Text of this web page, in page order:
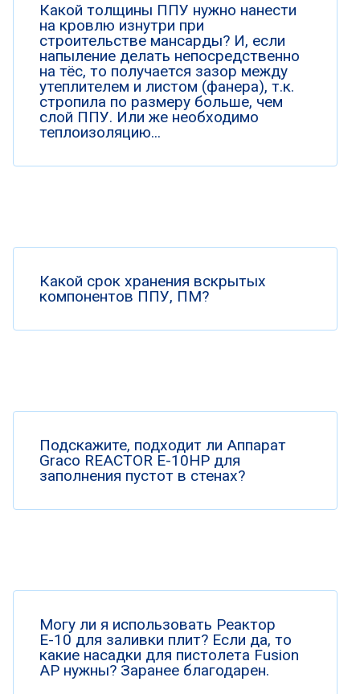
Какой толщины ППУ нужно нанести
на кровлю изнутри при
строительстве мансарды? И, если
напыление делать непосредственно
на тёс, то получается зазор между
утеплителем и листом (фанера), т.к.
стропила по размеру больше, чем
слой ППУ. Или же необходимо
теплоизоляцию...
Какой срок хранения вскрытых
компонентов ППУ, ПМ?
Подскажите, подходит ли Аппарат
Graco REACTOR E-10HP для
заполнения пустот в стенах?
Могу ли я использовать Реактор
Е-10 для заливки плит? Если да, то
какие насадки для пистолета Fusion
AP нужны? Заранее благодарен.